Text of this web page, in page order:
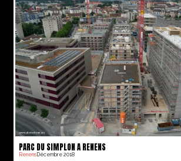
PARC DU SIMPLON A RENENS
RenensDécembre 2018